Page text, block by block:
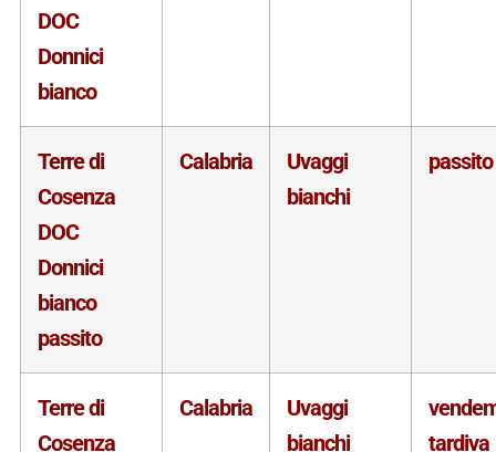
DOC
Donnici
bianco
Terre di
Cosenza
DOC
Donnici
bianco
passito
Calabria
Uvaggi
bianchi
passito
Terre di
Cosenza
Calabria
Uvaggi
bianchi
tardiva